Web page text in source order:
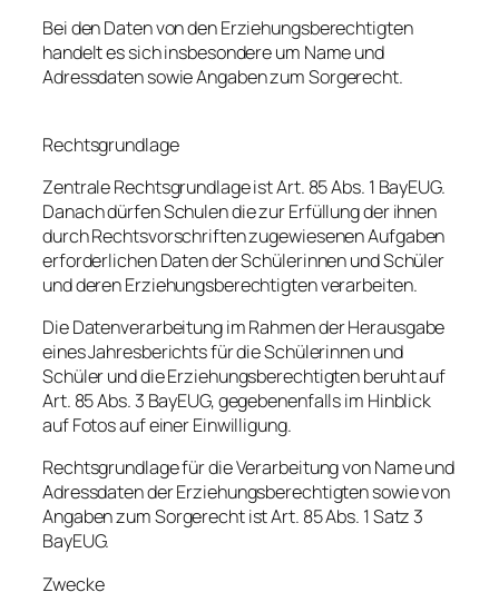
Bei den Daten von den Erziehungsberechtigten
handelt es sich insbesondere um Name und
Adressdaten sowie Angaben zum Sorgerecht.
Rechtsgrundlage
Zentrale Rechtsgrundlage ist Art. 85 Abs. 1 BayEUG.
Danach dürfen Schulen die zur Erfüllung der ihnen
durch Rechtsvorschriften zugewiesenen Aufgaben
erforderlichen Daten der Schülerinnen und Schüler
und deren Erziehungsberechtigten verarbeiten.
Die Datenverarbeitung im Rahmen der Herausgabe
eines Jahresberichts für die Schülerinnen und
Schüler und die Erziehungsberechtigten beruht auf
Art. 85 Abs. 3 BayEUG, gegebenenfalls im Hinblick
auf Fotos auf einer Einwilligung.
Rechtsgrundlage für die Verarbeitung von Name und
Adressdaten der Erziehungsberechtigten sowie von
Angaben zum Sorgerecht ist Art. 85 Abs. 1 Satz 3
BayEUG.
Zwecke